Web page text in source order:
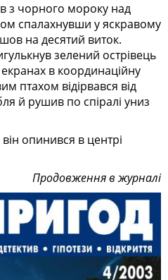
з чорного мороку над
спалахнувши у яскравому
на десятий виток.
зелений острівець
в координаційну
птахом відірвався від
й рушив по спіралі униз
опинився в центрі
Продовження в журналі